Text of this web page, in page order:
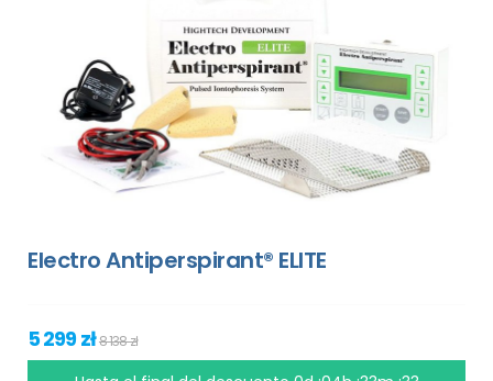
Electro Antiperspirant® ELITE
5 299 zł8 138 zł